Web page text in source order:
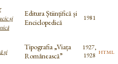
și
Editura Științifică și
Enciclopedică
1981
și
Tipografia „Viața
Românească”
1927,
1928 html